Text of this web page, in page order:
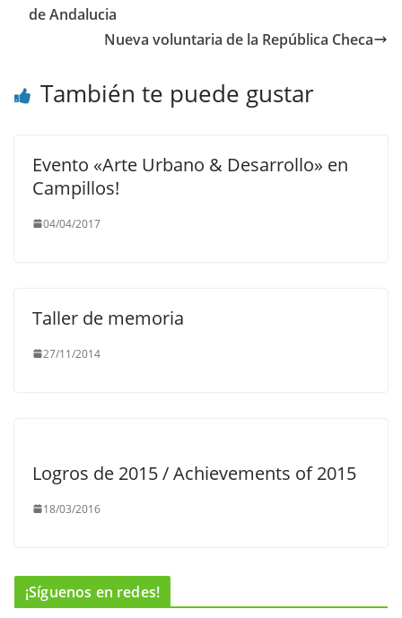
de Andalucia
Nueva voluntaria de la República Checa
También te puede gustar
Evento «Arte Urbano & Desarrollo» en
Campillos!
04/04/2017
Taller de memoria
27/11/2014
Logros de 2015 / Achievements of 2015
18/03/2016
¡Síguenos en redes!